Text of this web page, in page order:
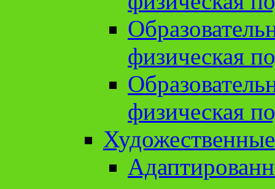
физическая
физическая
Художественные